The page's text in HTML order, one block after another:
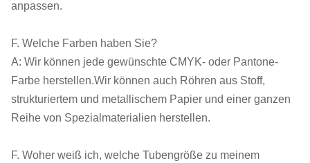
anpassen.
F. Welche Farben haben Sie?
A: Wir können jede gewünschte CMYK- oder Pantone-
Farbe herstellen.Wir können auch Röhren aus Stoff,
strukturiertem und metallischem Papier und einer ganzen
Reihe von Spezialmaterialien herstellen.
F. Woher weiß ich, welche Tubengröße zu meinem